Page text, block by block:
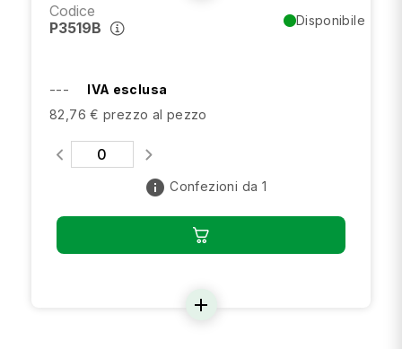
Codice
P3519B
Disponibile
---
IVA esclusa
82,76 € prezzo al pezzo
info Confezioni da 1
add